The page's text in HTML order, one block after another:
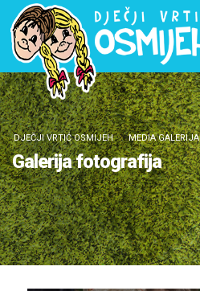
DJEČJI VRTIĆ OSMIJEH MEDIA GALERIJA
Galerija fotografija